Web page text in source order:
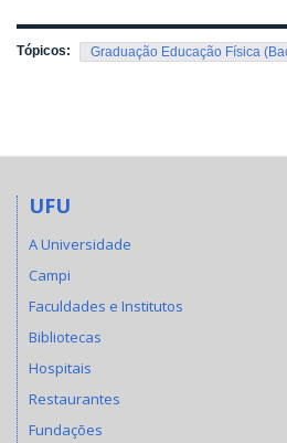
Tópicos: Graduação Educação Física
UFU
A Universidade
Campi
Faculdades e Institutos
Bibliotecas
Hospitais
Restaurantes
Fundações